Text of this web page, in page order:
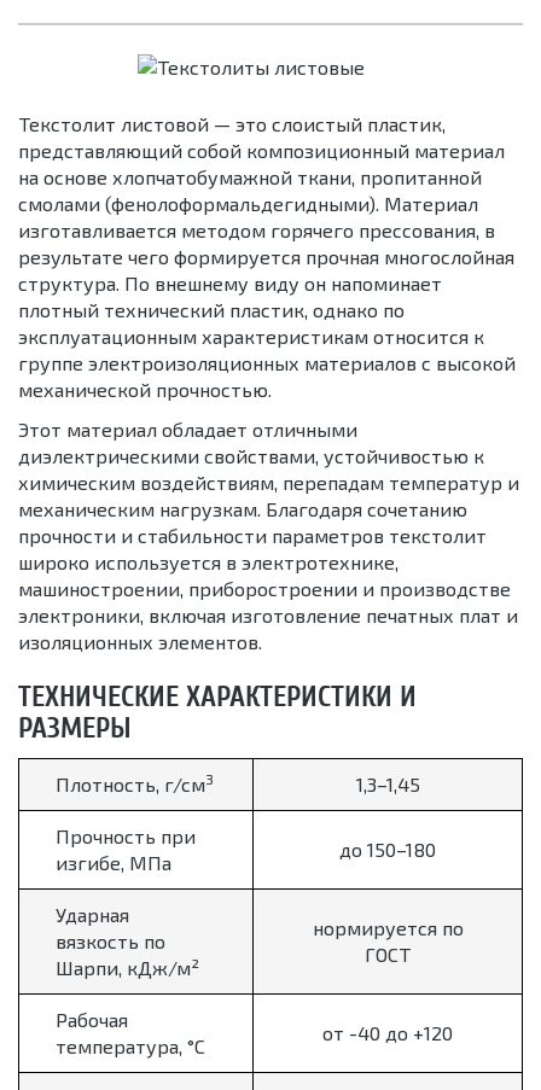
Текстолит листовой — это слоистый пластик,
представляющий собой композиционный материал
на основе хлопчатобумажной ткани, пропитанной
смолами (фенолоформальдегидными). Материал
изготавливается методом горячего прессования, в
результате чего формируется прочная многослойная
структура. По внешнему виду он напоминает
плотный технический пластик, однако по
эксплуатационным характеристикам относится к
группе электроизоляционных материалов с высокой
механической прочностью.
Этот материал обладает отличными
диэлектрическими свойствами, устойчивостью к
химическим воздействиям, перепадам температур и
механическим нагрузкам. Благодаря сочетанию
прочности и стабильности параметров текстолит
широко используется в электротехнике,
машиностроении, приборостроении и производстве
электроники, включая изготовление печатных плат и
изоляционных элементов.
ТЕХНИЧЕСКИЕ ХАРАКТЕРИСТИКИ И
РАЗМЕРЫ
Плотность, г/см3 1,3–1,45
Прочность при
изгибе, МПа
до 150–180
Ударная
вязкость по
Шарпи, кДж/м²
нормируется по
ГОСТ
Рабочая
температура, °С
от -40 до +120